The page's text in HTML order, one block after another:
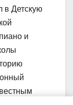
в Детскую
и